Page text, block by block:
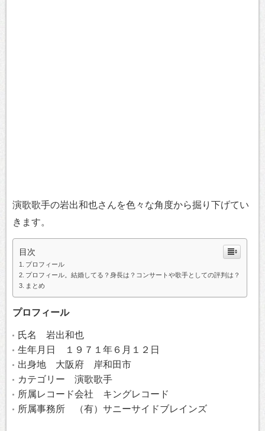
演歌歌手の岩出和也さんを色々な角度から掘り下げてい
きます。
目次
プロフィール
プロフィール。結婚してる？身長は？コンサートや歌手としての評判は？
まとめ
プロフィール
氏名 岩出和也
生年月日 １９７１年６月１２日
出身地 大阪府 岸和田市
カテゴリー 演歌歌手
所属レコード会社 キングレコード
所属事務所 （有）サニーサイドブレインズ